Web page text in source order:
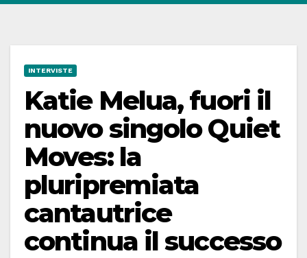
INTERVISTE
Katie Melua, fuori il
nuovo singolo Quiet
Moves: la
pluripremiata
cantautrice
continua il successo